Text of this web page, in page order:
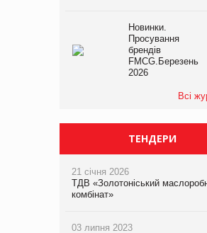
Новинки.
Просування
брендів
FMCG.Березень
2026
Всі
ТЕНДЕРИ
21 січня 2026
ТДВ «Золотоніський
комбінат»
03 липня 2023